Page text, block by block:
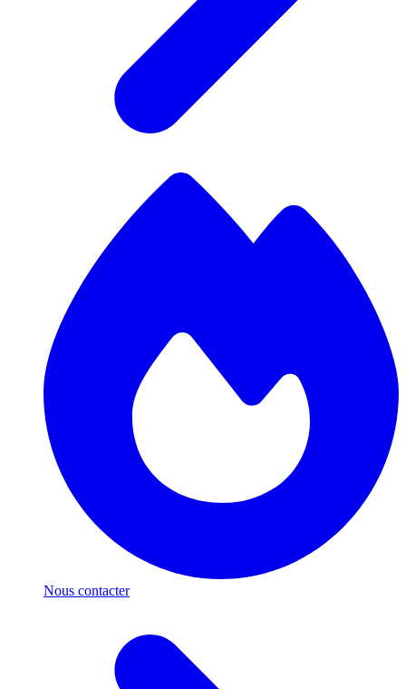
Nous contacter
Respect de votre vie privée
Nous utilisons des cookies pour améliorer votre expérience,
mesurer l'audience et personnaliser nos publicités. Certains sont